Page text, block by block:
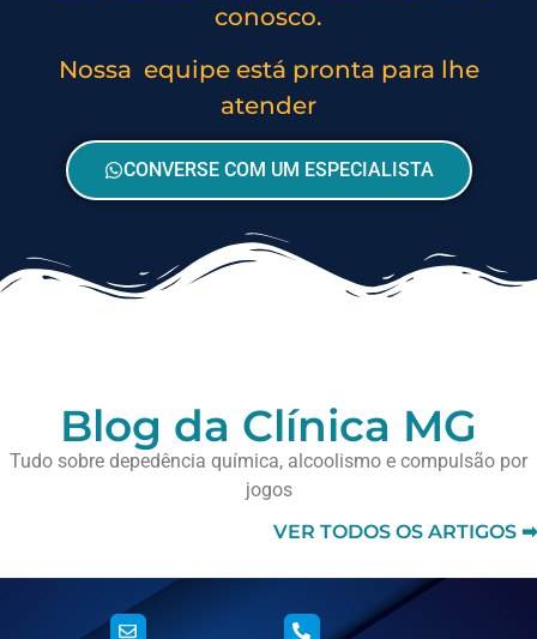
conosco.
Nossa equipe está pronta para lhe
atender
CONVERSE COM UM ESPECIALISTA
Blog da Clínica MG
Tudo sobre depedência química, alcoolismo e compulsão por
jogos
VER TODOS OS ARTIGOS ➡